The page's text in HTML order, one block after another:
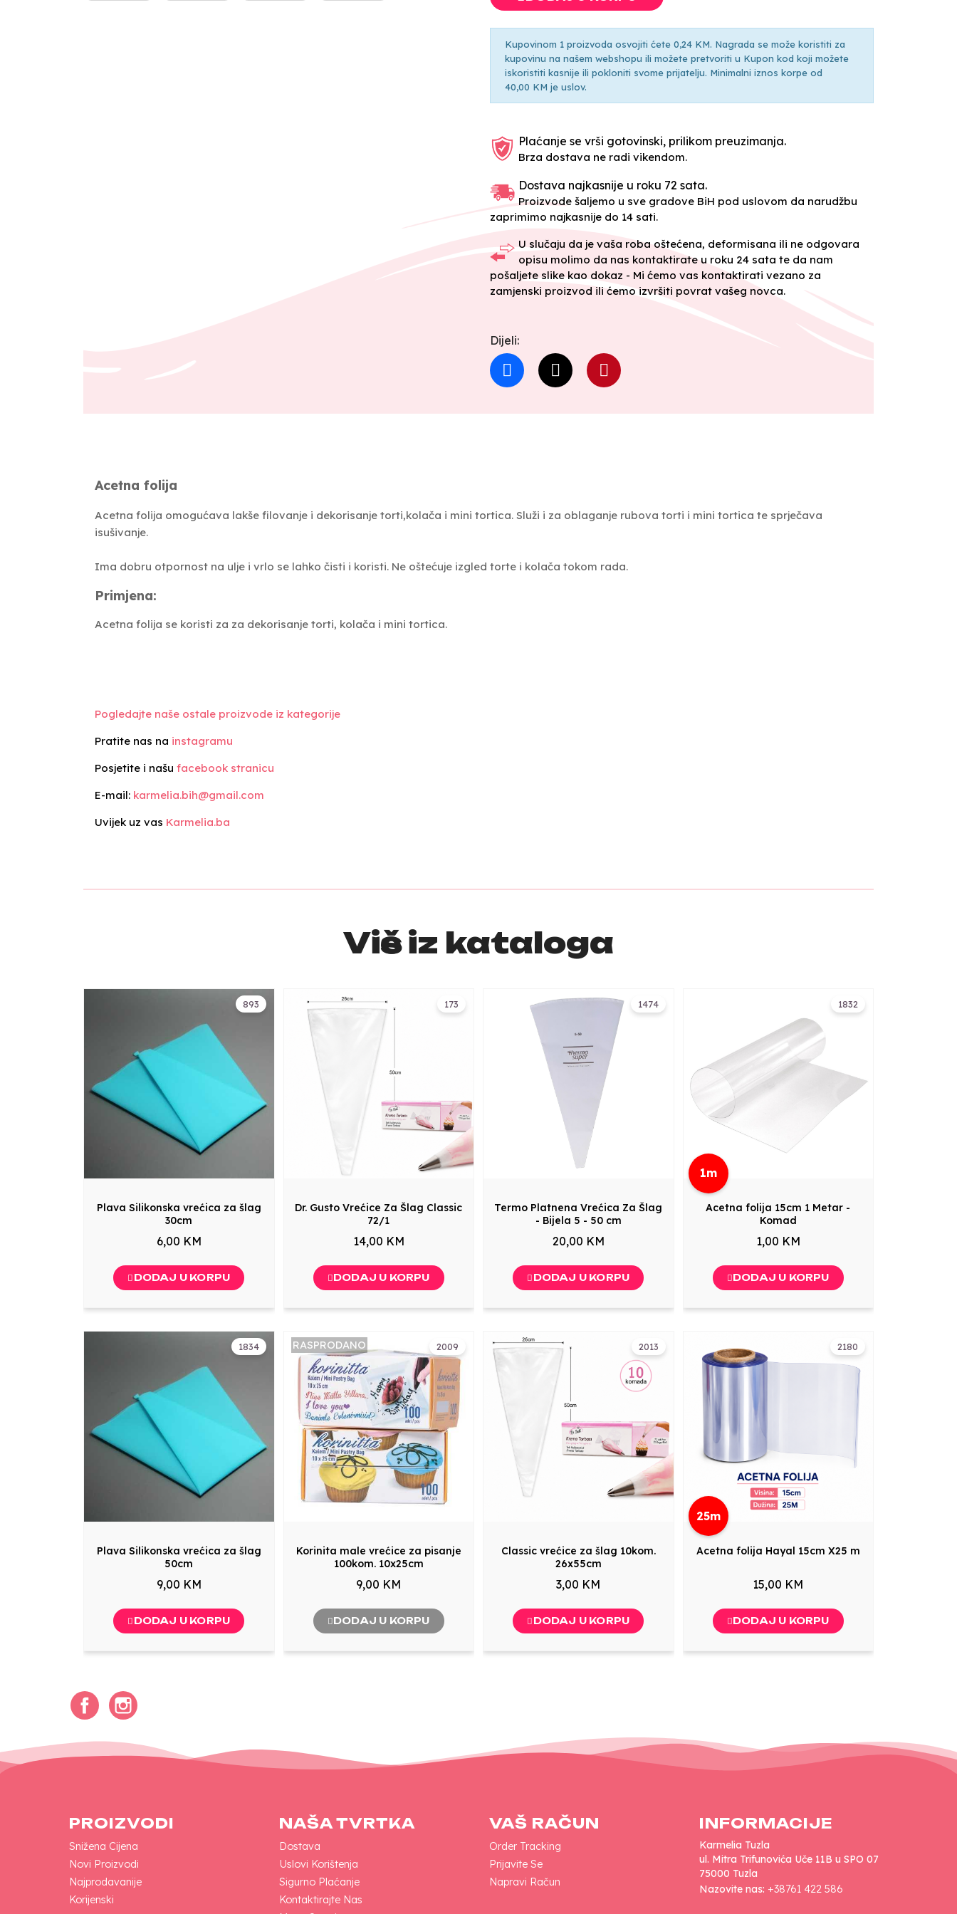
Kupovinom 1 proizvoda osvojiti ćete 0,24 KM. Nagrada se može koristiti za
kupovinu na našem webshopu ili možete pretvoriti u Kupon kod koji možete
iskoristiti kasnije ili pokloniti svome prijatelju. Minimalni iznos korpe od
40,00 KM je uslov.
Plaćanje se vrši gotovinski, prilikom preuzimanja.
Brza dostava ne radi vikendom.
Dostava najkasnije u roku 72 sata.
Proizvode šaljemo u sve gradove BiH pod uslovom da narudžbu
zaprimimo najkasnije do 14 sati.
U slučaju da je vaša roba oštećena, deformisana ili ne odgovara
opisu molimo da nas kontaktirate u roku 24 sata te da nam
pošaljete slike kao dokaz - Mi ćemo vas kontaktirati vezano za
zamjenski proizvod ili ćemo izvršiti povrat vašeg novca.
Dijeli:
Acetna folija
Acetna folija omogućava lakše filovanje i dekorisanje torti,kolača i mini tortica. Služi i za oblaganje rubova torti i mini tortica te sprječava
isušivanje.
Ima dobru otpornost na ulje i vrlo se lahko čisti i koristi. Ne oštećuje izgled torte i kolača tokom rada.
Primjena:
Acetna folija se koristi za za dekorisanje torti, kolača i mini tortica.
Pogledajte naše ostale proizvode iz kategorije
Pratite nas na instagramu
Posjetite i našu facebook stranicu
E-mail: karmelia.bih@gmail.com
Uvijek uz vas Karmelia.ba
Više iz kataloga
893
Plava Silikonska vrećica za šlag
30cm
6,00 KM
DODAJ U KORPU
173
Dr. Gusto Vrećice Za Šlag Classic
72/1
14,00 KM
DODAJ U KORPU
1474
Termo Platnena Vrećica Za Šlag
- Bijela 5 - 50 cm
20,00 KM
DODAJ U KORPU
1832
1m
Acetna folija 15cm 1 Metar -
Komad
1,00 KM
DODAJ U KORPU
1834
Plava Silikonska vrećica za šlag
50cm
9,00 KM
DODAJ U KORPU
2009
RASPRODANO
Korinita male vrećice za pisanje
100kom. 10x25cm
9,00 KM
DODAJ U KORPU
2013
Classic vrećice za šlag 10kom.
26x55cm
3,00 KM
DODAJ U KORPU
2180
25m
Acetna folija Hayal 15cm X25 m
15,00 KM
DODAJ U KORPU
Facebook
PROIZVODI
Snižena Cijena
Novi Proizvodi
Najprodavanije
Korijenski
NAŠA TVRTKA
Dostava
Uslovi Korištenja
Sigurno Plaćanje
Kontaktirajte Nas
VAŠ RAČUN
Order Tracking
Prijavite Se
Napravi Račun
INFORMACIJE
Karmelia Tuzla
ul. Mitra Trifunovića Uče 11B u SPO 07
75000 Tuzla
Nazovite nas: +38761 422 586